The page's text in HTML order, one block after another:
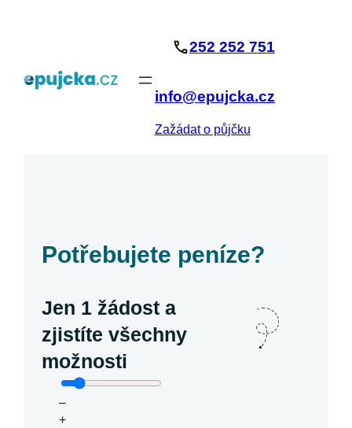
252 252 751
info@epujcka.cz
Zažádat o půjčku
Potřebujete peníze?
Jen 1 žádost a
zjistíte všechny
možnosti
–
+